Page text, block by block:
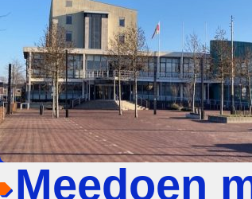
Meedoen